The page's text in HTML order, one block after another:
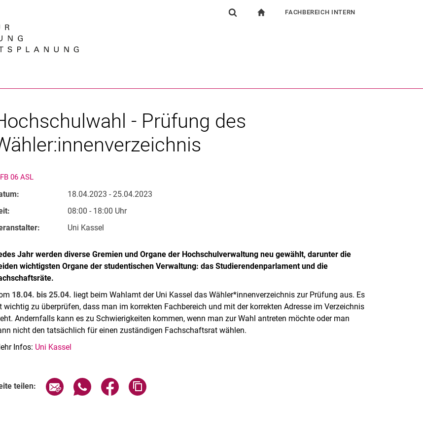
FACHBEREICH INTERN
- Prüfung des
06 ASL
18.04.2023 - 25.04.2023
08:00 - 18:00 Uhr
Uni Kassel
Jahr werden diverse Gremien und Organe der Hochschulverwaltung neu gewählt, darunter die
wichtigsten Organe der studentischen Verwaltung: das Studierendenparlament und die
18.04. bis 25.04. liegt beim Wahlamt der Uni Kassel das Wähler*innenverzeichnis zur Prüfung aus. Es
wichtig zu überprüfen, dass man im korrekten Fachbereich und mit der korrekten Adresse im Verzeichnis
Andernfalls kann es zu Schwierigkeiten kommen, wenn man zur Wahl antreten möchte oder man
nicht den tatsächlich für einen zuständigen Fachschaftsrat wählen.
Infos: Uni Kassel
teilen: Seite über E-Mail teilen
Seite über WhatsApp teilen (externer Link, öffnet neues Fenster)
Seite über Facebook teilen (externer Link, öffnet neues Fenster)